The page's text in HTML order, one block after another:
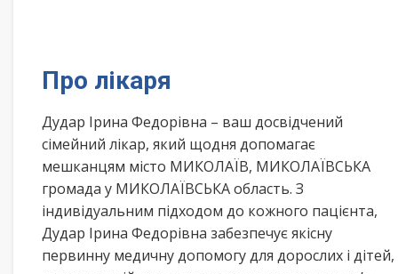
Про лікаря
Дудар Ірина Федорівна – ваш досвідчений
сімейний лікар, який щодня допомагає
мешканцям місто МИКОЛАЇВ, МИКОЛАЇВСЬКА
громада у МИКОЛАЇВСЬКА область. З
індивідуальним підходом до кожного пацієнта,
Дудар Ірина Федорівна забезпечує якісну
первинну медичну допомогу для дорослих і дітей,